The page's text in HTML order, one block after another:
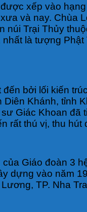
xếp vào
và nay. Chùa
núi Trại Thủy
là tượng
bởi lối kiến
Khánh,
Giác Khoan đã
rất thú vị, thu
Giáo đoàn 3
dựng vào năm
TP. Nha